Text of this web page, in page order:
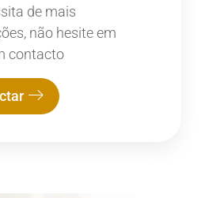
de mais
não hesite em
contacto